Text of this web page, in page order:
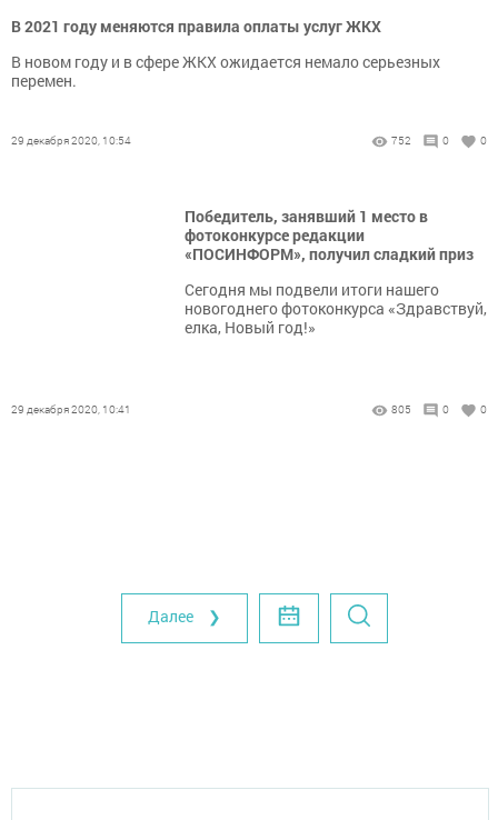
В 2021 году меняются правила оплаты услуг ЖКХ
В новом году и в сфере ЖКХ ожидается немало серьезных
перемен.
29 декабря 2020, 10:54 752 0 0
Победитель, занявший 1 место в
фотоконкурсе редакции
«ПОСИНФОРМ», получил сладкий приз
Сегодня мы подвели итоги нашего
новогоднего фотоконкурса «Здравствуй,
елка, Новый год!»
29 декабря 2020, 10:41 805 0 0
Далее ❯